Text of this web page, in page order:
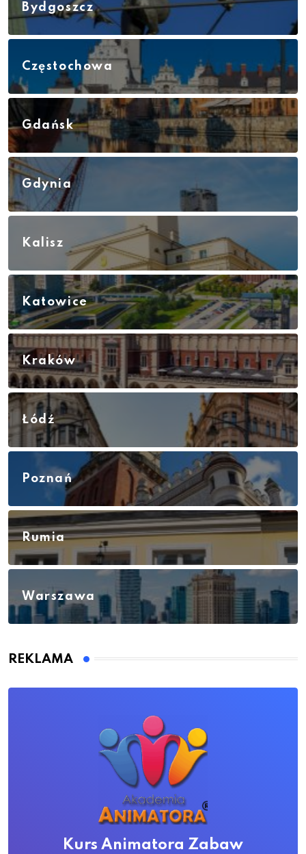
Bydgoszcz
Częstochowa
Gdańsk
Gdynia
Kalisz
Katowice
Kraków
Łódź
Poznań
Rumia
Warszawa
REKLAMA
Kurs Animatora Zabaw